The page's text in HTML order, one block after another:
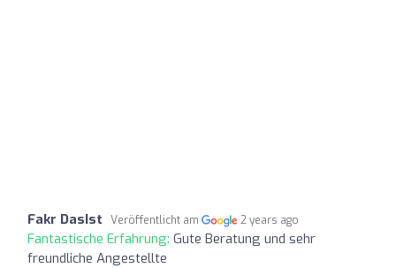
Fakr DasIst Veröffentlicht am 2 years ago
Fantastische Erfahrung: Gute Beratung und sehr
freundliche Angestellte